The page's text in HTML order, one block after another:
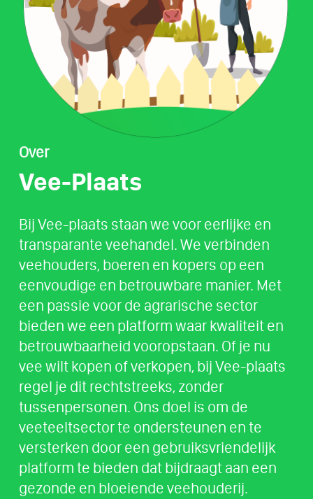
Over
Vee-Plaats
Bij Vee-plaats staan we voor eerlijke en
transparante veehandel. We verbinden
veehouders, boeren en kopers op een
eenvoudige en betrouwbare manier. Met
een passie voor de agrarische sector
bieden we een platform waar kwaliteit en
betrouwbaarheid vooropstaan. Of je nu
vee wilt kopen of verkopen, bij Vee-plaats
regel je dit rechtstreeks, zonder
tussenpersonen. Ons doel is om de
veeteeltsector te ondersteunen en te
versterken door een gebruiksvriendelijk
platform te bieden dat bijdraagt aan een
gezonde en bloeiende veehouderij.